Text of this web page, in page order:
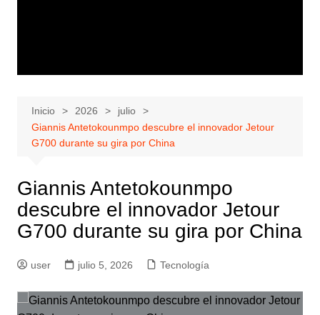
Inicio 2026
julio
Giannis Antetokounmpo descubre el innovador Jetour
G700 durante su gira por China
Giannis Antetokounmpo
descubre el innovador Jetour
G700 durante su gira por China
user julio 5, 2026 Tecnología